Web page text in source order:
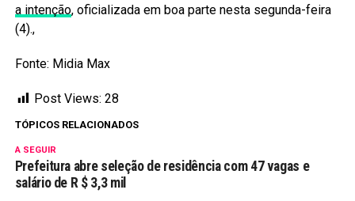
a intenção, oficializada em boa parte nesta segunda-feira
(4).,
Fonte: Midia Max
Post Views: 28
TÓPICOS RELACIONADOS
A SEGUIR
Prefeitura abre seleção de residência com 47 vagas e
salário de R $ 3,3 mil